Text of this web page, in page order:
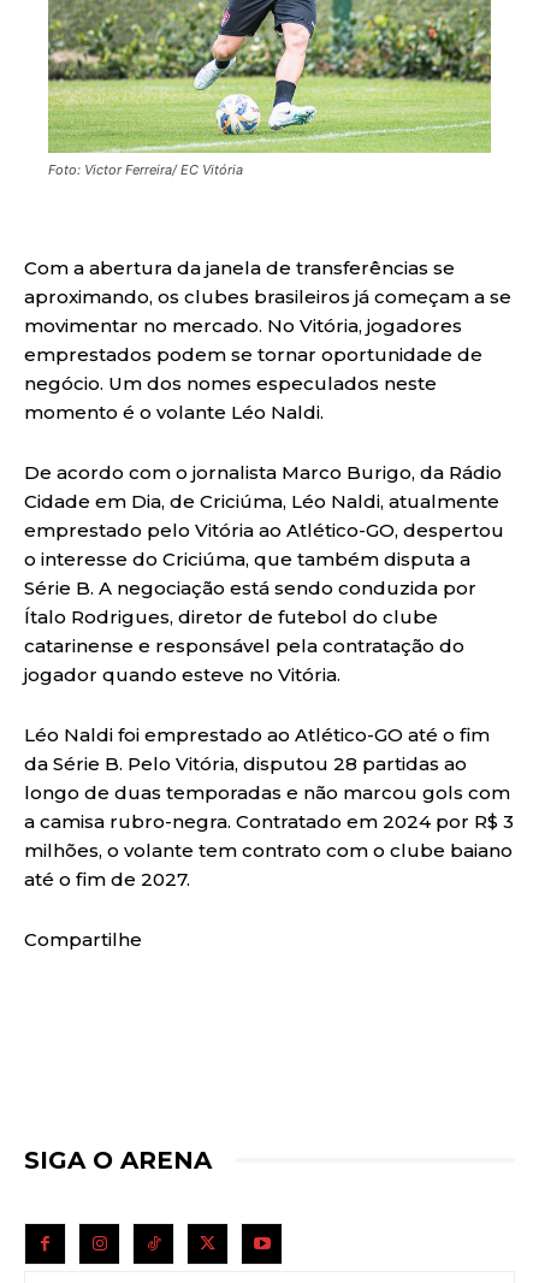
Foto: Victor Ferreira/ EC Vitória
Com a abertura da janela de transferências se
aproximando, os clubes brasileiros já começam a se
movimentar no mercado. No Vitória, jogadores
emprestados podem se tornar oportunidade de
negócio. Um dos nomes especulados neste
momento é o volante Léo Naldi.
De acordo com o jornalista Marco Burigo, da Rádio
Cidade em Dia, de Criciúma, Léo Naldi, atualmente
emprestado pelo Vitória ao Atlético-GO, despertou
o interesse do Criciúma, que também disputa a
Série B. A negociação está sendo conduzida por
Ítalo Rodrigues, diretor de futebol do clube
catarinense e responsável pela contratação do
jogador quando esteve no Vitória.
Léo Naldi foi emprestado ao Atlético-GO até o fim
da Série B. Pelo Vitória, disputou 28 partidas ao
longo de duas temporadas e não marcou gols com
a camisa rubro-negra. Contratado em 2024 por R$ 3
milhões, o volante tem contrato com o clube baiano
até o fim de 2027.
Compartilhe
SIGA O ARENA